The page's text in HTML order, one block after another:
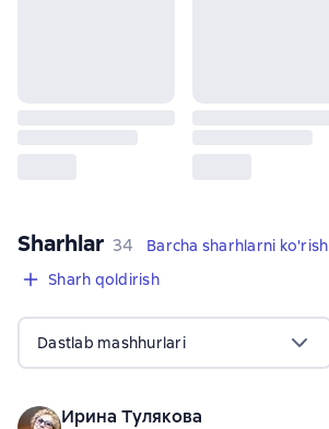
Sharhlar 34 sharhlar
34
Barcha sharhlarni ko'rish
Sharh qoldirish
Dastlab mashhurlari
Ирина Тулякова